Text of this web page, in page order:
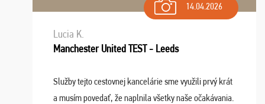
14.04.2026
Lucia K.
Manchester United TEST - Leeds
Služby tejto cestovnej kancelárie sme využili prvý krát
a musím povedať, že naplnila všetky naše očakávania.